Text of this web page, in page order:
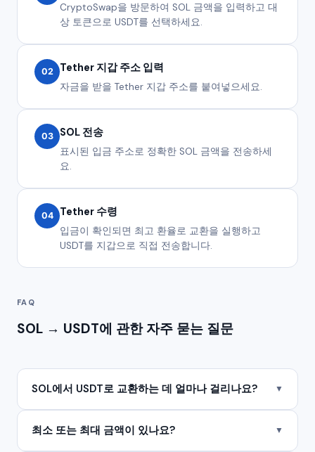
CryptoSwap을 방문하여 SOL 금액을 입력하고 대
상 토큰으로 USDT를 선택하세요.
02 Tether 지갑 주소 입력
자금을 받을 Tether 지갑 주소를 붙여넣으세요.
03 SOL 전송
표시된 입금 주소로 정확한 SOL 금액을 전송하세
요.
04 Tether 수령
입금이 확인되면 최고 환율로 교환을 실행하고
USDT를 지갑으로 직접 전송합니다.
FAQ
SOL → USDT에 관한 자주 묻는 질문
SOL에서 USDT로 교환하는 데 얼마나 걸리나요? ▼
최소 또는 최대 금액이 있나요? ▼